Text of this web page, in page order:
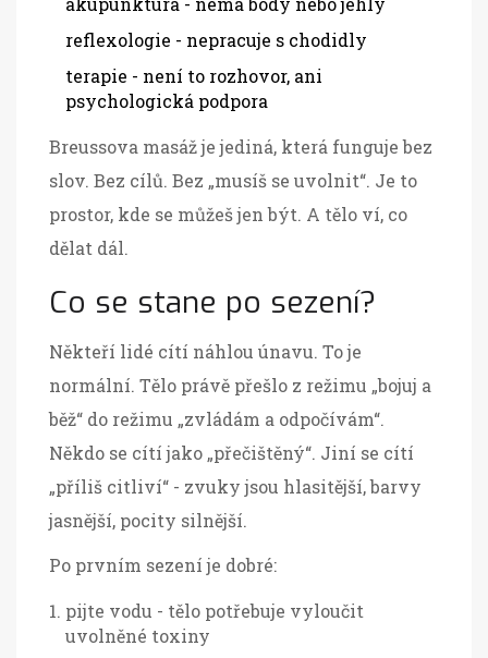
reflexologie - nepracuje s chodidly
terapie - není to rozhovor, ani
psychologická podpora
Breussova masáž je jediná, která funguje bez
slov. Bez cílů. Bez „musíš se uvolnit“. Je to
prostor, kde se můžeš jen být. A tělo ví, co
dělat dál.
Co se stane po sezení?
Někteří lidé cítí náhlou únavu. To je
normální. Tělo právě přešlo z režimu „bojuj a
běž“ do režimu „zvládám a odpočívám“.
Někdo se cítí jako „přečištěný“. Jiní se cítí
„příliš citliví“ - zvuky jsou hlasitější, barvy
jasnější, pocity silnější.
Po prvním sezení je dobré:
pijte vodu - tělo potřebuje vyloučit
uvolněné toxiny